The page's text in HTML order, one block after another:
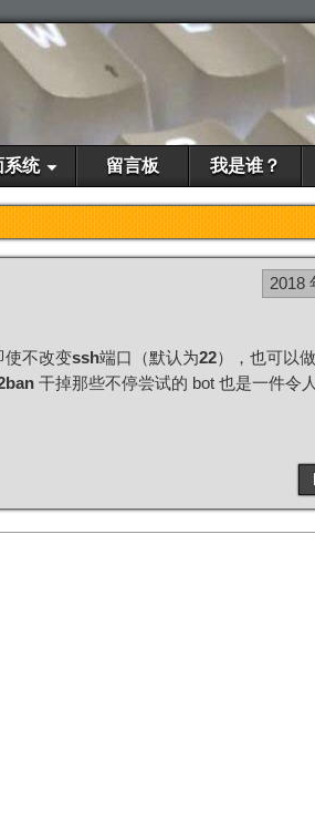
系统 留言板 我是谁？
2018
使不改变ssh端口（默认为22），也可以
干掉那些不停尝试的 bot 也是一件令